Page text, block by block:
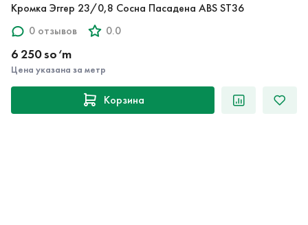
Кромка Эггер 23/0,8 Сосна Пасадена ABS ST36
0 отзывов
0.0
6 250 so‘m
Цена указана за метр
Корзина